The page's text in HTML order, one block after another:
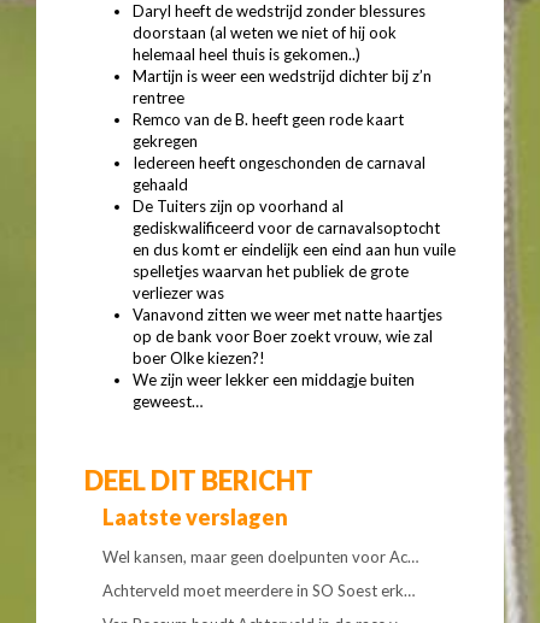
Daryl heeft de wedstrijd zonder blessures
doorstaan (al weten we niet of hij ook
helemaal heel thuis is gekomen..)
Martijn is weer een wedstrijd dichter bij z’n
rentree
Remco van de B. heeft geen rode kaart
gekregen
Iedereen heeft ongeschonden de carnaval
gehaald
De Tuiters zijn op voorhand al
gediskwalificeerd voor de carnavalsoptocht
en dus komt er eindelijk een eind aan hun vuile
spelletjes waarvan het publiek de grote
verliezer was
Vanavond zitten we weer met natte haartjes
op de bank voor Boer zoekt vrouw, wie zal
boer Olke kiezen?!
We zijn weer lekker een middagje buiten
geweest…
DEEL DIT BERICHT
Laatste verslagen
Wel kansen, maar geen doelpunten voor Ac…
Achterveld moet meerdere in SO Soest erk…